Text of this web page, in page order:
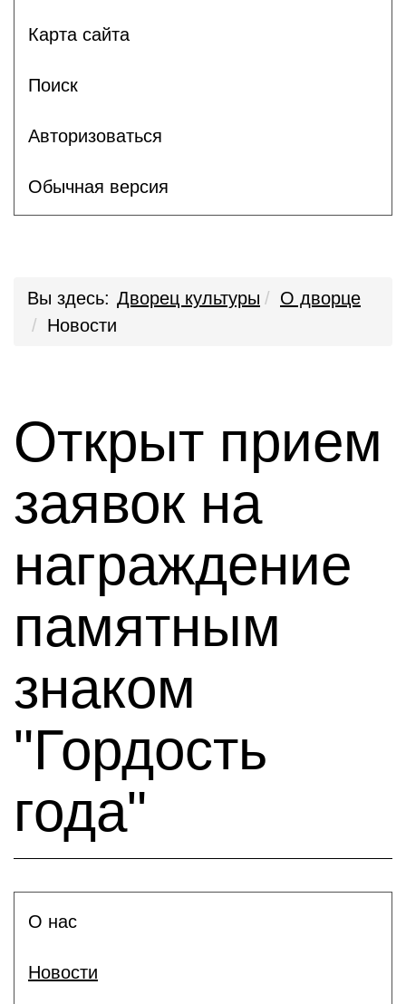
Карта сайта
Поиск
Авторизоваться
Обычная версия
Вы здесь: Дворец культуры
О дворце
Новости
Открыт прием
заявок на
награждение
памятным
знаком
"Гордость
года"
О нас
Новости